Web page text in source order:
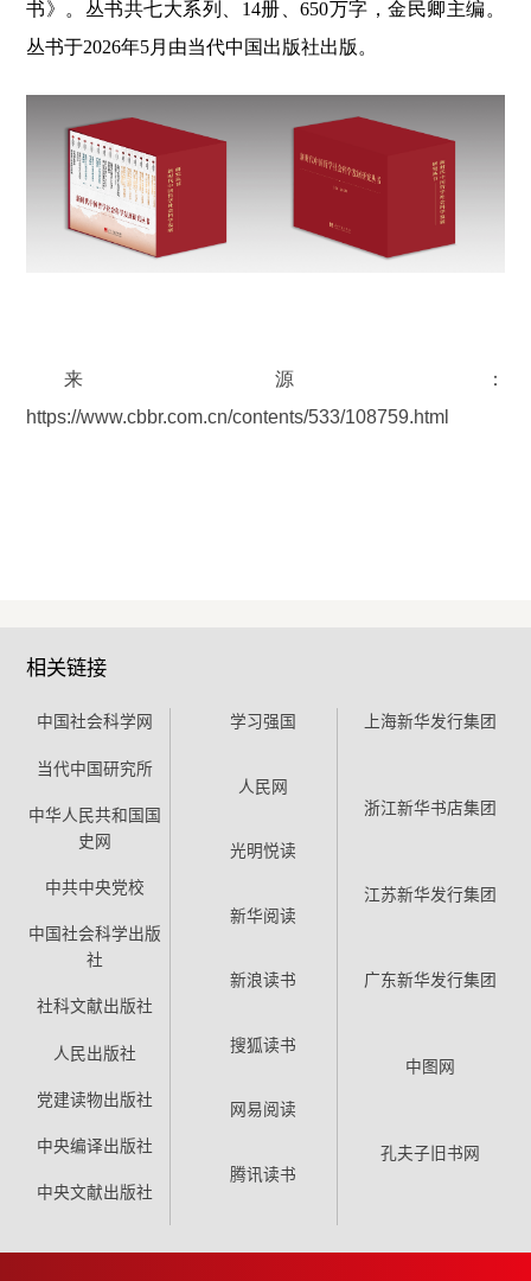
书》。丛书共七大系列、14册、650万字，金民卿主编。
丛书于2026年5月由当代中国出版社出版。
来源：
https://www.cbbr.com.cn/contents/533/108759.html
相关链接
中国社会科学网
当代中国研究所
中华人民共和国国
史网
中共中央党校
中国社会科学出版
社
社科文献出版社
人民出版社
党建读物出版社
中央编译出版社
中央文献出版社
学习强国
人民网
光明悦读
新华阅读
新浪读书
搜狐读书
网易阅读
腾讯读书
上海新华发行集团
浙江新华书店集团
江苏新华发行集团
广东新华发行集团
中图网
孔夫子旧书网